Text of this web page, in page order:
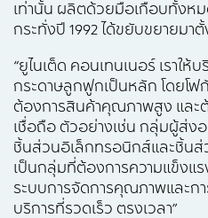
เท่านั้น ผลิตด้วยมือเกือบทั้งห
กระทั่งปี 1992 ได้ขยับขยายมา
“ยูไนเต็ด คอนเทนเนอร์ เราใ
กระดาษลูกฟูกเป็นหลัก โดยโ
ต้องการสินค้าคุณภาพสูง และ
เชื่อถือ ตัวอย่างเช่น กลุ่มผู้ส่ง
ชิ้นส่วนอิเล็กทรอนิกส์และชิ้นส่
เป็นกลุ่มที่ต้องการความแข็งแ
ระบบการจัดการคุณภาพและก
บริการที่รวดเร็ว ตรงเวลา”